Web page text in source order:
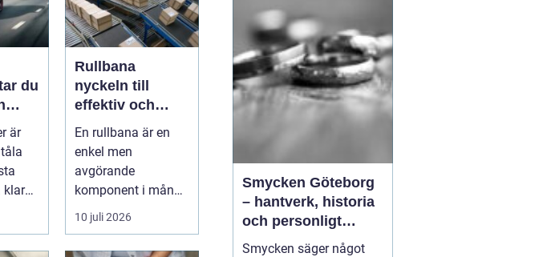
är
klara
Rullbana
nyckeln till
effektiv och
säker hantering
av gods
En rullbana är en
enkel men
avgörande
komponent i många
moderna
verksamheter. Den
används för att fl...
10 juli 2026
praktiska lösningarna är
vass...
Smycken Göteborg
– hantverk, historia
och personligt
uttryck
Smycken säger något